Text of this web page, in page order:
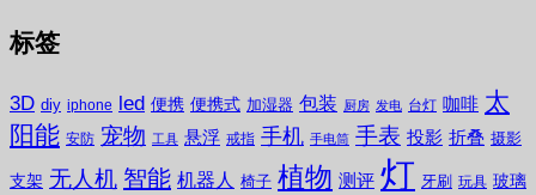
标签
3D diy iphone led 便携 便携式 加湿器 包装 厨房 发电 台灯 咖啡 太
阳能 安防 宠物 工具 悬浮 戒指 手机 手电筒 手表 投影 折叠 摄影
支架 无人机 智能 机器人 椅子 植物 测评 灯 牙刷 玩具 玻璃